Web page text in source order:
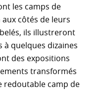
les camps de
côtés de leurs
ils illustreront
quelques dizaines
des expositions
transformés
redoutable camp de